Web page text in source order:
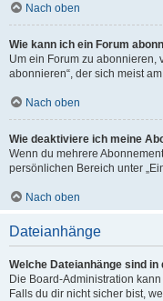
Nach oben
Wie kann ich ein Forum
Um ein Forum zu abonnieren,
abonnieren“, der sich meist
Nach oben
Wie deaktiviere ich meine
Wenn du mehrere
persönlichen Bereich unter
Nach oben
Dateianhänge
Welche Dateianhänge sind
Die Board-Administration
Falls du dir nicht sicher bist,